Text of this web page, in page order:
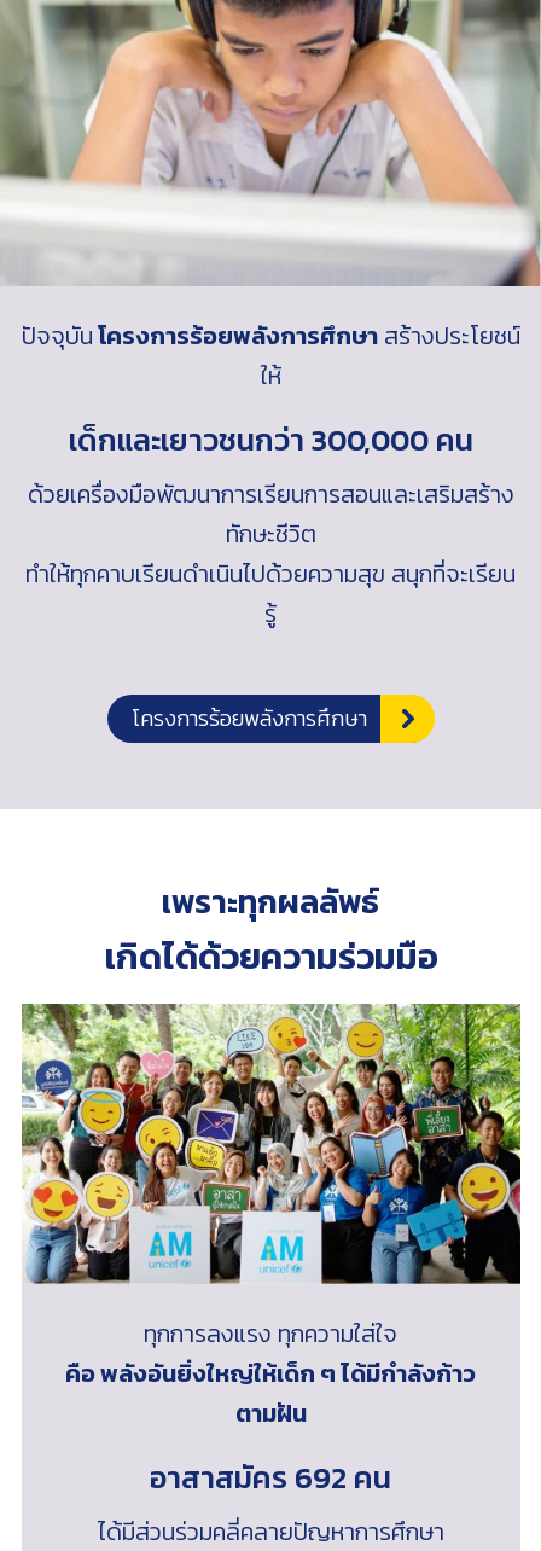
ปัจจุบันโครงการร้อยพลังการศึกษาสร้างประโยชน์
ให้
เด็กและเยาวชนกว่า 300,000 คน
ด้วยเครื่องมือพัฒนาการเรียนการสอนและเสริมสร้าง
ทักษะชีวิต
ทำให้ทุกคาบเรียนดำเนินไปด้วยความสุข สนุกที่จะเรียน
รู้
โครงการร้อยพลังการศึกษา
เพราะทุกผลลัพธ์
เกิดได้ด้วยความร่วมมือ
ทุกการลงแรง ทุกความใส่ใจ
คือ พลังอันยิ่งใหญ่ให้เด็ก ๆ ได้มีกำลังก้าว
ตามฝัน
อาสาสมัคร 692 คน
ได้มีส่วนร่วมคลี่คลายปัญหาการศึกษา